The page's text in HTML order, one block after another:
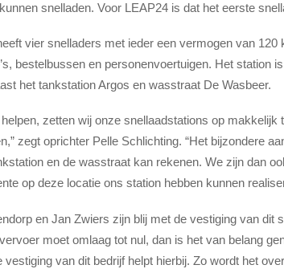
snelladen. Voor LEAP24 is dat het eerste
vier snelladers met ieder een vermogen van 120
bestelbussen en personenvoertuigen. Het station
het tankstation Argos en wasstraat De Wasbeer.
zetten wij onze snellaadstations op makkelijk
zegt oprichter Pelle Schlichting. “Het bijzondere
en de wasstraat kan rekenen. We zijn dan
op deze locatie ons station hebben kunnen
en Jan Zwiers zijn blij met de vestiging van dit
moet omlaag tot nul, dan is het van belang
vestiging van dit bedrijf helpt hierbij. Zo wordt het